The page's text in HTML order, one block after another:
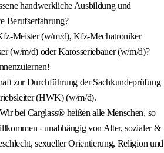
handwerkliche Ausbildung und
Berufserfahrung?
Meister (w/m/d), Kfz-Mechatroniker
(w/m/d) oder Karosseriebauer (w/m/d)?
zur Durchführung der Sachkundeprüfung
(HWK) (w/m/d).
bei Carglass® heißen alle Menschen, so
- unabhängig von Alter, sozialer &
sexueller Orientierung, Religion und